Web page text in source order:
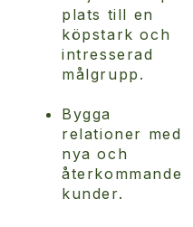
plats till en
köpstark och
intresserad
målgrupp.
Bygga
relationer med
nya och
återkommande
kunder.